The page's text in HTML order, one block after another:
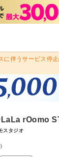
に伴うサービス停
LaLa rOomo
スタジオ